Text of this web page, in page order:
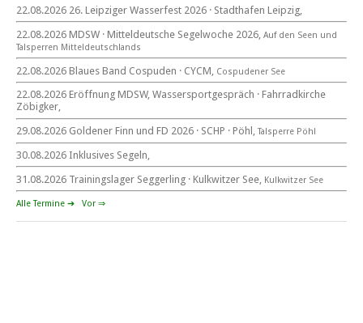
22. August 2026
beim CYCM
für alle Segler am See
Mitteldeutsche Segelwoche
22. – 30. August 2026 in Sachsen · Thüringen · Sachsen Anhalt
Goldener Finn und FD 2026
29. – 30. August 2026
beim SCHP auf der Talsperre Pöhl
22.08.2026 26. Leipziger Wasserfest 2026 · Stadthafen Leipzig,
22.08.2026 MDSW · Mitteldeutsche Segelwoche 2026, Auf den Seen und
Tal­sperren Mittel­deut­sch­lands
22.08.2026 Blaues Band Cospuden · CYCM, Cospudener See
22.08.2026 Eröffnung MDSW, Wassersportgespräch · Fahrradkirche
Zöbigker,
29.08.2026 Goldener Finn und FD 2026 · SCHP · Pöhl, Talsperre Pöhl
30.08.2026 Inklusives Segeln,
31.08.2026 Trainingslager Seggerling · Kulkwitzer See, Kulkwitzer See
Alle Termine ➔ Vor ⇒